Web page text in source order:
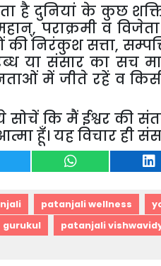
है दुनियां के कुछ
पराक्रमी व
की निरंकुश सत्ता,
या संसार का सच
में जीते रहें व
सोचें कि मैं ईश्वर की
हूँ। यह विचार ही
patanjali wellness
gurukul patanjali